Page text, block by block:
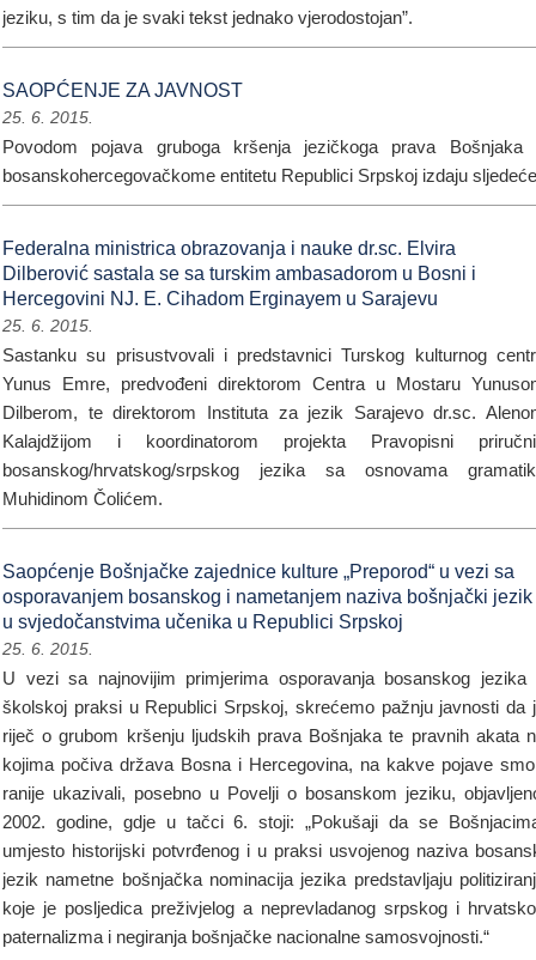
jeziku, s tim da je svaki tekst jednako vjerodostojan”.
SAOPĆENJE ZA JAVNOST
25. 6. 2015.
Povodom pojava gruboga kršenja jezičkoga prava Bošnjaka
bosanskohercegovačkome entitetu Republici Srpskoj izdaju
Federalna ministrica obrazovanja i nauke dr.sc. Elvira
Dilberović sastala se sa turskim ambasadorom u Bosni i
Hercegovini NJ. E. Cihadom Erginayem u Sarajevu
25. 6. 2015.
Sastanku su prisustvovali i predstavnici Turskog kulturnog
Yunus Emre, predvođeni direktorom Centra u Mostaru
Dilberom, te direktorom Instituta za jezik Sarajevo dr.sc.
Kalajdžijom i koordinatorom projekta Pravopisni
bosanskog/hrvatskog/srpskog jezika sa osnovama
Muhidinom Čolićem.
Saopćenje Bošnjačke zajednice kulture „Preporod“ u vezi sa
osporavanjem bosanskog i nametanjem naziva bošnjački jezik
u svjedočanstvima učenika u Republici Srpskoj
25. 6. 2015.
U vezi sa najnovijim primjerima osporavanja bosanskog jezika
školskoj praksi u Republici Srpskoj, skrećemo pažnju javnosti da
riječ o grubom kršenju ljudskih prava Bošnjaka te pravnih akata
kojima počiva država Bosna i Hercegovina, na kakve pojave
ranije ukazivali, posebno u Povelji o bosanskom jeziku,
2002. godine, gdje u tačci 6. stoji: „Pokušaji da se
umjesto historijski potvrđenog i u praksi usvojenog naziva
jezik nametne bošnjačka nominacija jezika predstavljaju
koje je posljedica preživjelog a neprevladanog srpskog i
paternalizma i negiranja bošnjačke nacionalne samosvojnosti.“